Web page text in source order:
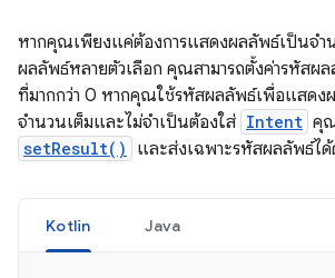
หากคุณเพียงแค่ต้องการแสดงผลลัพธ์เป็นจำ
ผลลัพธ์หลายตัวเลือก คุณสามารถตั้งค่ารหัสผ
ที่มากกว่า 0 หากคุณใช้รหัสผลลัพธ์เพื่อแสดง
จำนวนเต็มและไม่จำเป็นต้องใส่ Intent คุ
setResult() และส่งเฉพาะรหัสผลลัพธ์ไ
Kotlin Java